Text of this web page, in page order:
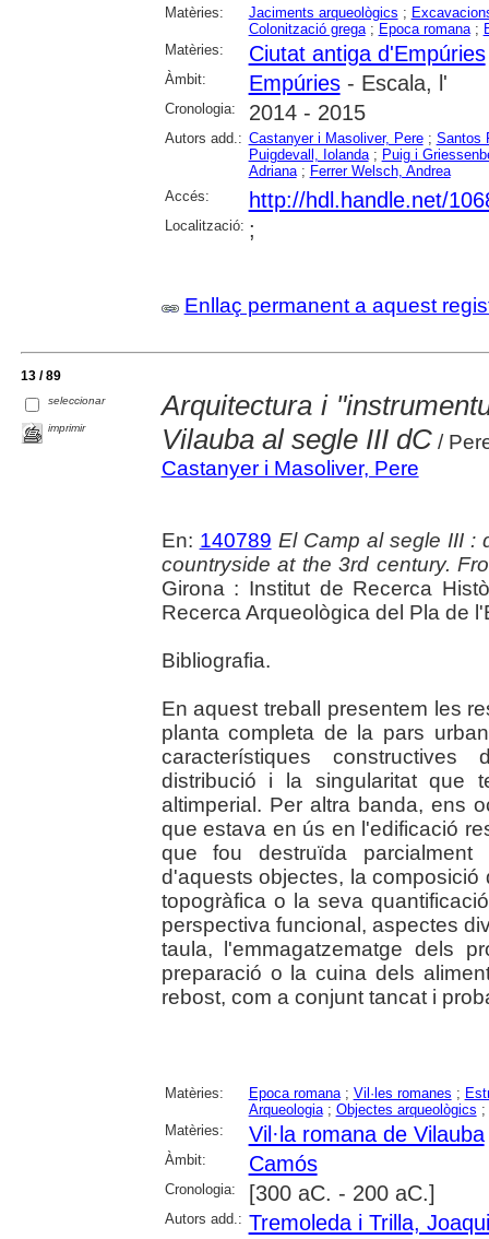
Matèries: Jaciments arqueològics ;
Colonització grega; Epoca romana;
Matèries:
Ciutat antiga d'Empúries
Àmbit: Empúries- Escala, l'
Cronologia: 2014 - 2015
Autors add.: Castanyer i Masoliver, Pere; Santos
Puigdevall, Iolanda; Puig i
Adriana; Ferrer Welsch, Andrea
Accés:
http://hdl.handle.net/
Localització: ;
Enllaç permanent a aquest
13 / 89
seleccionar
imprimir
Arquitectura i
Vilauba al segle III dC/
Castanyer i Masoliver, Pere
En: 140789 El Camp al segle III :
countryside at the 3rd century.
Girona : Institut de Recerca
Recerca Arqueològica del Pla de
Bibliografia.
En aquest treball presentem les
planta completa de la pars
característiques
distribució i la singularitat que
altimperial. Per altra banda, ens
que estava en ús en l'edificació
que fou destruïda
d'aquests objectes, la
topogràfica o la seva
perspectiva funcional, aspectes
taula, l'emmagatzematge dels
preparació o la cuina dels
rebost, com a conjunt tancat i
Matèries: Epoca romana; Vil·les romanes ;
Arqueologia; Objectes arqueològics ;
Matèries:
Vil·la romana de Vilauba
Àmbit: Camós
Cronologia: [300 aC. - 200 aC.]
Autors add.: Tremoleda i Trilla,